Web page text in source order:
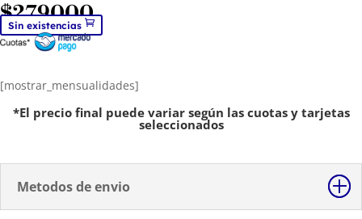
$279000
Sin existencias
[mostrar_mensualidades]
*El precio final puede variar según las cuotas y tarjetas
seleccionados
Metodos de envio